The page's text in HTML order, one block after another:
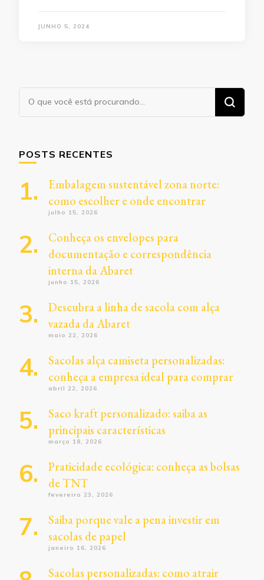
JUNHO 5, 2024
Procurando
algo?
POSTS RECENTES
Embalagem sustentável zona norte:
como escolher e onde encontrar
julho 15, 2026
Conheça os envelopes para
documentação e correspondência
interna da Abaret
junho 15, 2026
Descubra a linha de sacola com alça
vazada da Abaret
maio 22, 2026
Sacolas alça camiseta personalizadas:
conheça a empresa ideal para comprar
abril 22, 2026
Saco kraft personalizado: saiba as
principais características
março 18, 2026
Praticidade ecológica: conheça as bolsas
de TNT
fevereiro 23, 2026
Saiba porque vale a pena investir em
sacolas de papel
janeiro 16, 2026
Sacolas personalizadas: como atrair